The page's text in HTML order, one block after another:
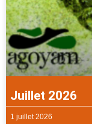
Juillet 2026
1 juillet 2026